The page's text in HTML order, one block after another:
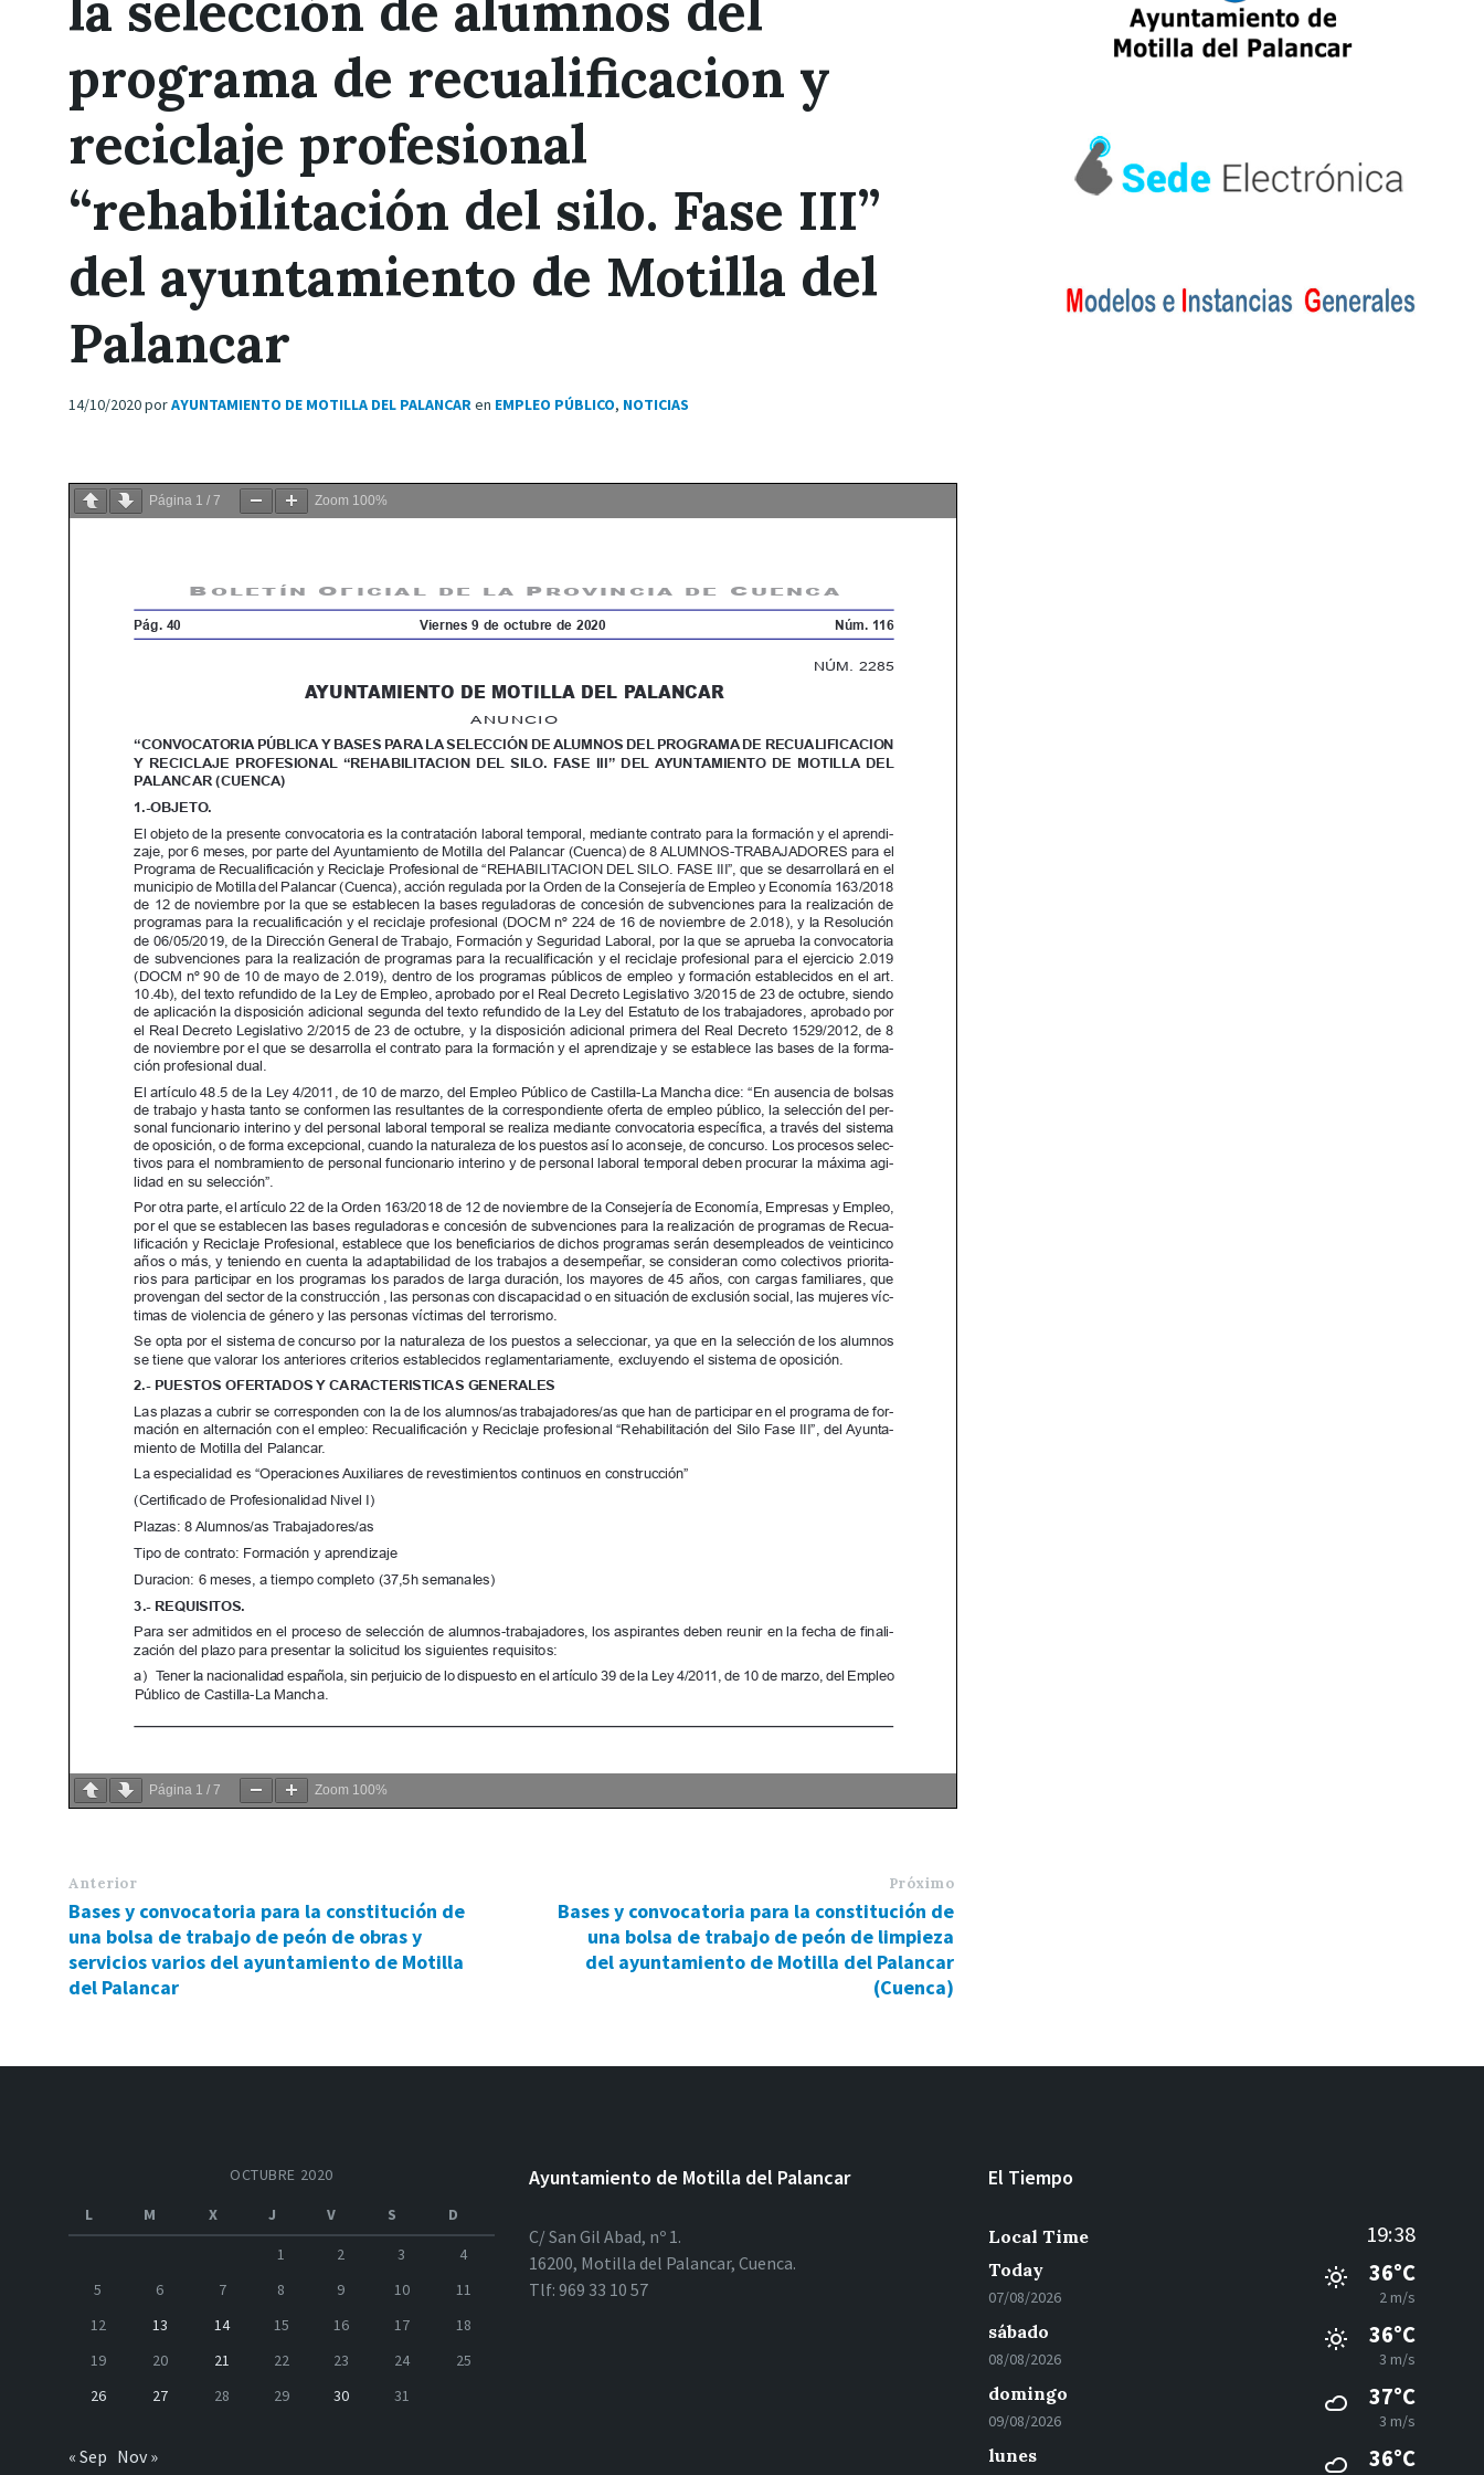
programa de recualificacion y
reciclaje profesional
“rehabilitación del silo. Fase III”
del ayuntamiento de Motilla del
Palancar
14/10/2020porAYUNTAMIENTO DE MOTILLA DEL PALANCARen EMPLEO PÚBLICO, NOTICIAS
Página 1 / 7 Zoom 100%
Página 1 / 7 Zoom 100%
Anterior
Bases y convocatoria para la constitución de
una bolsa de trabajo de peón de obras y
servicios varios del ayuntamiento de Motilla
del Palancar
Próximo
Bases y convocatoria para la constitución de
una bolsa de trabajo de peón de limpieza
del ayuntamiento de Motilla del Palancar
(Cuenca)
OCTUBRE 2020
L
M X J V S
D
1
2 3
4
5
6 7 8 9 10
11
12
13 14 15 16 17
18
19
20 21 22 23 24
25
26
27 28 29 30 31
« Sep Nov »
Ayuntamiento de Motilla del Palancar
C/ San Gil Abad, nº 1.
16200, Motilla del Palancar, Cuenca.
Tlf: 969 33 10 57
El Tiempo
Local Time 19:38
Today
07/08/2026
36°C
2 m/s
sábado
08/08/2026
36°C
3 m/s
domingo
09/08/2026
37°C
3 m/s
lunes 36°C